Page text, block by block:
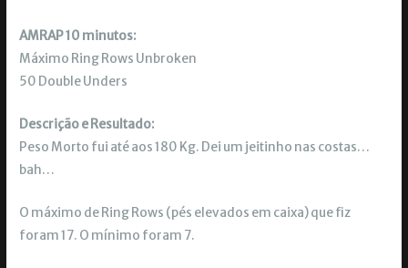
AMRAP 10 minutos:
Máximo Ring Rows Unbroken
50 Double Unders
Descrição e Resultado:
Peso Morto fui até aos 180 Kg. Dei um jeitinho nas costas…
bah…
O máximo de Ring Rows (pés elevados em caixa) que fiz
foram 17. O mínimo foram 7.